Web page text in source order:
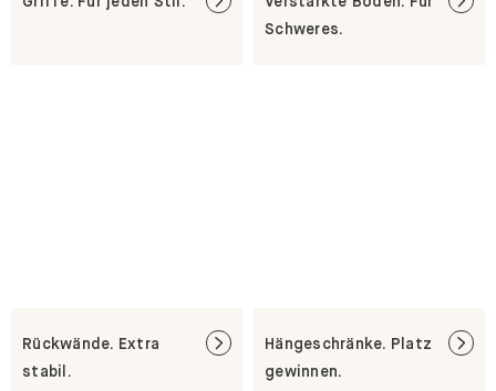
Schweres.
Rückwände. Extra
stabil.
Hängeschränke. Platz
gewinnen.